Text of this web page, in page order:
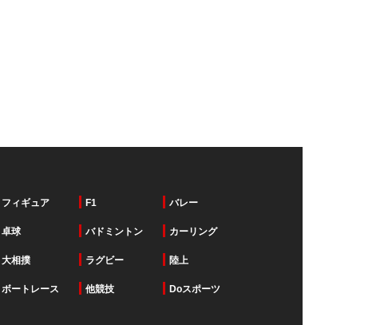
フィギュア F1 バレー
卓球 バドミントン カーリング
大相撲 ラグビー 陸上
ボートレース 他競技 Doスポーツ